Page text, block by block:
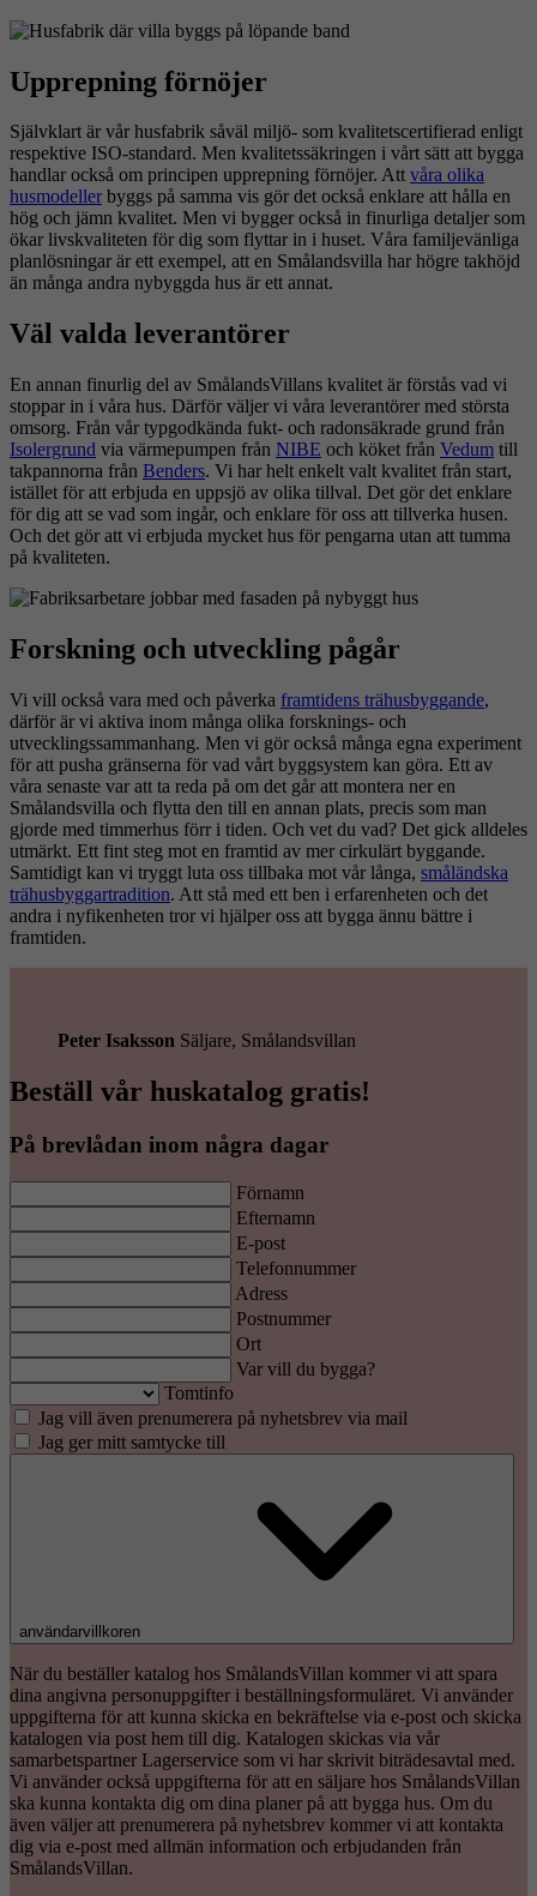
Upprepning förnöjer
Självklart är vår husfabrik såväl miljö- som kvalitetscertifierad enligt
respektive ISO-standard. Men kvalitetssäkringen i vårt sätt att bygga
handlar också om principen upprepning förnöjer. Att våra olika
husmodeller byggs på samma vis gör det också enklare att hålla en
hög och jämn kvalitet. Men vi bygger också in finurliga detaljer som
ökar livskvaliteten för dig som flyttar in i huset. Våra familjevänliga
planlösningar är ett exempel, att en Smålandsvilla har högre takhöjd
än många andra nybyggda hus är ett annat.
Väl valda leverantörer
En annan finurlig del av SmålandsVillans kvalitet är förstås vad vi
stoppar in i våra hus. Därför väljer vi våra leverantörer med största
omsorg. Från vår typgodkända fukt- och radonsäkrade grund från
Isolergrund via värmepumpen från NIBE och köket från Vedum till
takpannorna från Benders. Vi har helt enkelt valt kvalitet från start,
istället för att erbjuda en uppsjö av olika tillval. Det gör det enklare
för dig att se vad som ingår, och enklare för oss att tillverka husen.
Och det gör att vi erbjuda mycket hus för pengarna utan att tumma
på kvaliteten.
Forskning och utveckling pågår
Vi vill också vara med och påverka framtidens trähusbyggande,
därför är vi aktiva inom många olika forsknings- och
utvecklingssammanhang. Men vi gör också många egna experiment
för att pusha gränserna för vad vårt byggsystem kan göra. Ett av
våra senaste var att ta reda på om det går att montera ner en
Smålandsvilla och flytta den till en annan plats, precis som man
gjorde med timmerhus förr i tiden. Och vet du vad? Det gick alldeles
utmärkt. Ett fint steg mot en framtid av mer cirkulärt byggande.
Samtidigt kan vi tryggt luta oss tillbaka mot vår långa, småländska
trähusbyggartradition. Att stå med ett ben i erfarenheten och det
andra i nyfikenheten tror vi hjälper oss att bygga ännu bättre i
framtiden.
Peter Isaksson Säljare, Smålandsvillan
Beställ vår huskatalog gratis!
På brevlådan inom några dagar
Förnamn
Efternamn
E-post
Telefonnummer
Adress
Postnummer
Ort
Var vill du bygga?
Tomtinfo
Jag vill även prenumerera på nyhetsbrev via mail
Jag ger mitt samtycke till
användarvillkoren
När du beställer katalog hos SmålandsVillan kommer vi att spara
dina angivna personuppgifter i beställningsformuläret. Vi använder
uppgifterna för att kunna skicka en bekräftelse via e-post och skicka
katalogen via post hem till dig. Katalogen skickas via vår
samarbetspartner Lagerservice som vi har skrivit biträdesavtal med.
Vi använder också uppgifterna för att en säljare hos SmålandsVillan
ska kunna kontakta dig om dina planer på att bygga hus. Om du
även väljer att prenumerera på nyhetsbrev kommer vi att kontakta
dig via e-post med allmän information och erbjudanden från
SmålandsVillan.